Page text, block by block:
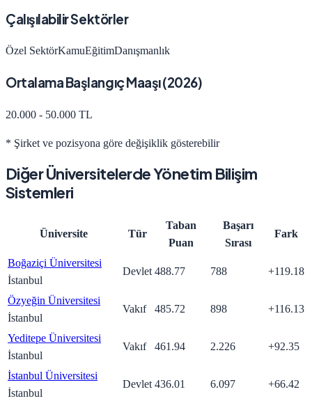
Çalışılabilir Sektörler
Özel SektörKamuEğitimDanışmanlık
Ortalama Başlangıç Maaşı (2026)
20.000 - 50.000 TL
* Şirket ve pozisyona göre değişiklik gösterebilir
Diğer ÜniversitelerdeYönetim Bilişim
Sistemleri
Üniversite Tür
Taban
Puan
Başarı
Sırası
Fark
Boğaziçi Üniversitesi
İstanbul
Devlet 488.77 788 +119.18
Özyeğin Üniversitesi
İstanbul
Vakıf 485.72 898 +116.13
Yeditepe Üniversitesi
İstanbul
Vakıf 461.94 2.226 +92.35
İstanbul Üniversitesi
İstanbul
Devlet 436.01 6.097 +66.42